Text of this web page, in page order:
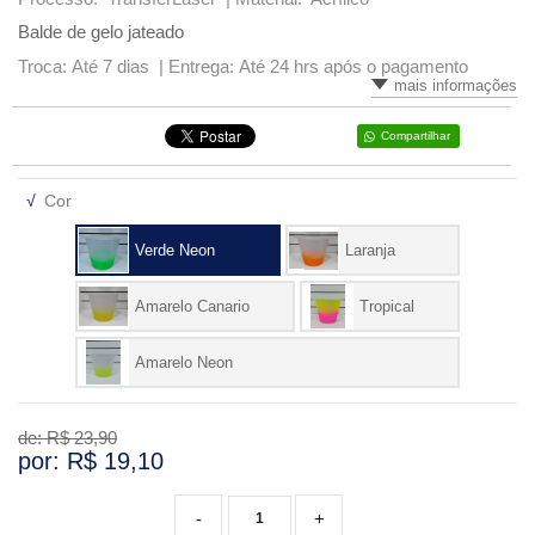
VARIADOS
Balde de gelo jateado
Troca: Até 7 dias | Entrega: Até 24 hrs após o pagamento
mais informações
Compartilhar
√ Cor
Verde Neon Laranja
Amarelo Canario Tropical
Amarelo Neon
de: R$23,90
por: R$ 19,10
+
-